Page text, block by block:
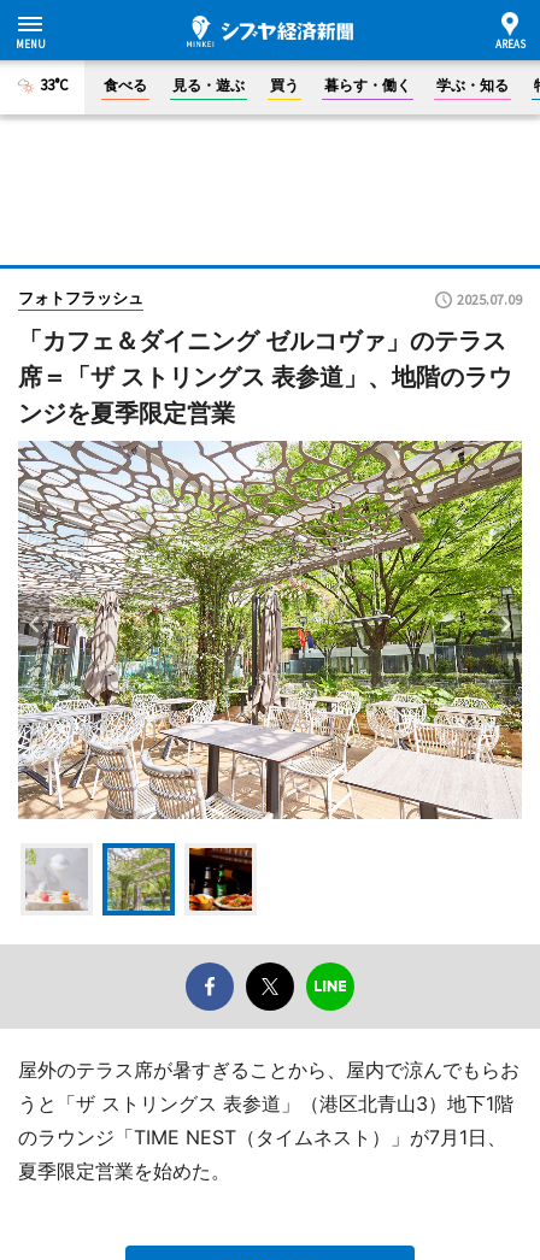
33°C 食べる 見る・遊ぶ 買う 暮らす・働く 学ぶ・知る
フォトフラッシュ 2025.07.09
「カフェ＆ダイニング ゼルコヴァ」のテラス
席＝「ザ ストリングス 表参道」、地階のラウ
ンジを夏季限定営業
屋外のテラス席が暑すぎることから、屋内で涼んでもらお
うと「ザ ストリングス 表参道」（港区北青山3）地下1階
のラウンジ「TIME NEST（タイムネスト）」が7月1日、
夏季限定営業を始めた。